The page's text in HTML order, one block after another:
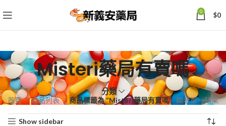
0 $0
Misteri藥局有賣嗎
分類
首頁 商品列表 商品標籤為 “Misteri藥局有賣嗎” 顯示單一結果
Show sidebar